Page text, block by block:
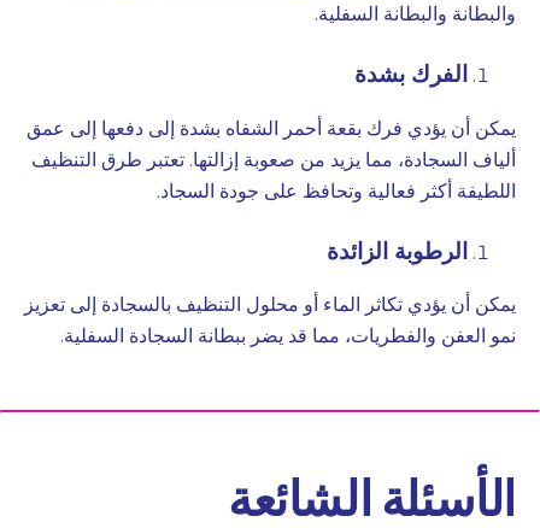
والبطانة والبطانة السفلية.
الفرك بشدة
يمكن أن يؤدي فرك بقعة أحمر الشفاه بشدة إلى دفعها إلى عمق
ألياف السجادة، مما يزيد من صعوبة إزالتها. تعتبر طرق التنظيف
اللطيفة أكثر فعالية وتحافظ على جودة السجاد.
الرطوبة الزائدة
يمكن أن يؤدي تكاثر الماء أو محلول التنظيف بالسجادة إلى تعزيز
نمو العفن والفطريات، مما قد يضر ببطانة السجادة السفلية.
الأسئلة الشائعة